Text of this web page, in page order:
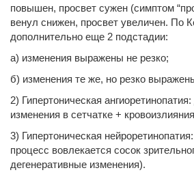
повышен, просвет сужен (симптом
венул снижен, просвет увеличен. По
дополнительно еще 2 подстадии:
а) изменения выражены не резко;
б) изменения те же, но резко
2) Гипертоническая
изменения в сетчатке +
3) Гипертоническая
процесс вовлекается сосок
дегенеративные изменения).